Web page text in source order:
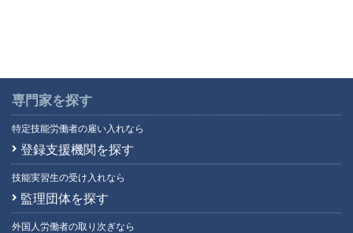
専門家を探す
特定技能労働者の雇い入れなら
登録支援機関を探す
技能実習生の受け入れなら
監理団体を探す
外国人労働者の取り次ぎなら